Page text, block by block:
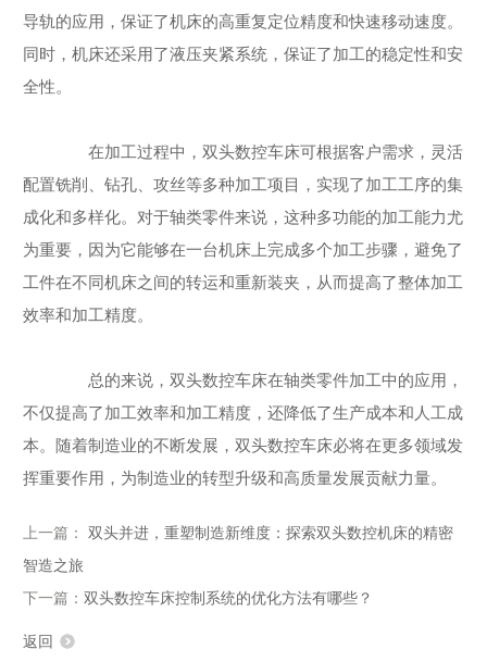
导轨的应用，保证了机床的高重复定位精度和快速移动速度。
同时，机床还采用了液压夹紧系统，保证了加工的稳定性和安
全性。
在加工过程中，双头数控车床可根据客户需求，灵活
配置铣削、钻孔、攻丝等多种加工项目，实现了加工工序的集
成化和多样化。对于轴类零件来说，这种多功能的加工能力尤
为重要，因为它能够在一台机床上完成多个加工步骤，避免了
工件在不同机床之间的转运和重新装夹，从而提高了整体加工
效率和加工精度。
总的来说，双头数控车床在轴类零件加工中的应用，
不仅提高了加工效率和加工精度，还降低了生产成本和人工成
本。随着制造业的不断发展，双头数控车床必将在更多领域发
挥重要作用，为制造业的转型升级和高质量发展贡献力量。
上一篇：双头并进，重塑制造新维度：探索双头数控机床的精密
智造之旅
下一篇：双头数控车床控制系统的优化方法有哪些？
返回